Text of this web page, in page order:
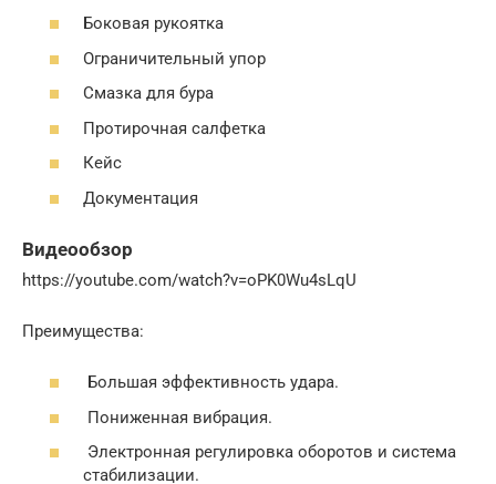
Боковая рукоятка
Ограничительный упор
Смазка для бура
Протирочная салфетка
Кейс
Документация
Видеообзор
https://youtube.com/watch?v=oPK0Wu4sLqU
Преимущества:
Большая эффективность удара.
Пониженная вибрация.
Электронная регулировка оборотов и система
стабилизации.